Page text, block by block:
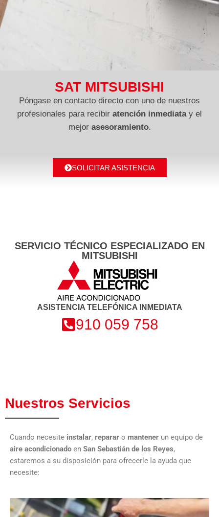
SAT MITSUBISHI
Póngase en contacto directo con uno de nuestros
profesionales para recibir atención inmediatay el
mejor asesoramiento.
SOLICITAR ASISTENCIA
SERVICIO TÉCNICO ESPECIALIZADO EN
MITSUBISHI
ASISTENCIA TELEFÓNICA INMEDIATA
910 059 758
Nuestros Servicios
Cuando necesite instalar, reparar o mantener un equipo de
aire acondicionado en San Sebastián de los Reyes,
estaremos a su disposición para ofrecerle la ayuda que
necesite: